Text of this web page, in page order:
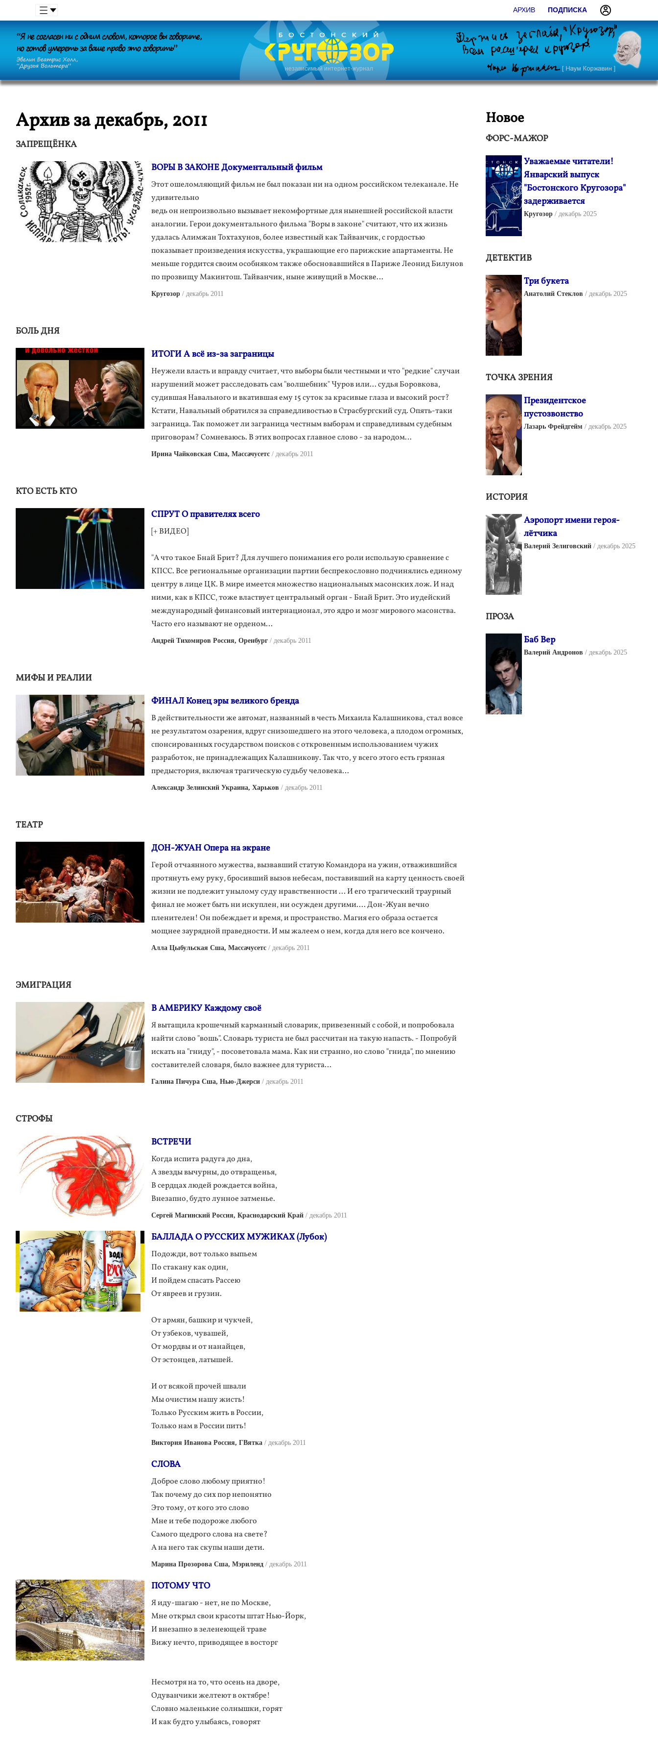
АРХИВ ПОДПИСКА
независимый интернет-журнал
Архив за декабрь, 2011
ЗАПРЕЩЁНКА
ВОРЫ В ЗАКОНЕ Документальный фильм
Этот ошеломляющий фильм не был показан ни на одном российском телеканале. Не
удивительно
ведь он непроизвольно вызывает некомфортные для нынешней российской власти
аналогии. Герои документального фильма "Воры в законе" считают, что их жизнь
удалась Алимжан Тохтахунов, более известный как Тайванчик, с гордостью
показывает произведения искусства, украшающие его парижские апартаменты. Не
меньше гордится своим особняком также обосновавшийся в Париже Леонид Билунов
по прозвищу Макинтош. Тайванчик, ныне живущий в Москве…
Кругозор декабрь 2011
БОЛЬ ДНЯ
ИТОГИ А всё из-за заграницы
Неужели власть и вправду считает, что выборы были честными и что "редкие" случаи
нарушений может расследовать сам "волшебник" Чуров или... судья Боровкова,
судившая Навального и вкатившая ему 15 суток за красивые глаза и высокий рост?
Кстати, Навальный обратился за справедливостью в Страсбургский суд. Опять-таки
заграница. Так поможет ли заграница честным выборам и справедливым судебным
приговорам? Сомневаюсь. В этих вопросах главное слово - за народом…
Ирина Чайковская Сша, Массачусетс декабрь 2011
КТО ЕСТЬ КТО
СПРУТ О правителях всего
[+ ВИДЕО]
"А что такое Бнай Брит? Для лучшего понимания его роли использую сравнение с
КПСС. Все региональные организации партии беспрекословно подчинялись единому
центру в лице ЦК. В мире имеется множество национальных масонских лож. И над
ними, как в КПСС, тоже властвует центральный орган - Бнай Брит. Это иудейский
международный финансовый интернационал, это ядро и мозг мирового масонства.
Часто его называют не орденом…
Андрей Тихомиров Россия, Оренбург декабрь 2011
МИФЫ И РЕАЛИИ
ФИНАЛ Конец эры великого бренда
В действительности же автомат, названный в честь Михаила Калашникова, стал вовсе
не результатом озарения, вдруг снизошедшего на этого человека, а плодом огромных,
спонсированных государством поисков с откровенным использованием чужих
разработок, не принадлежащих Калашникову. Так что, у всего этого есть грязная
предыстория, включая трагическую судьбу человека…
Александр Зелинский Украина, Харьков декабрь 2011
ТЕАТР
ДОН-ЖУАН Опера на экране
Герой отчаянного мужества, вызвавший статую Командора на ужин, отважившийся
протянуть ему руку, бросивший вызов небесам, поставивший на карту ценность своей
жизни не подлежит унылому суду нравственности ... И его трагический траурный
финал не может быть ни искуплен, ни осужден другими.... Дон-Жуан вечно
пленителен! Он побеждает и время, и пространство. Магия его образа остается
мощнее заурядной праведности. И мы жалеем о нем, когда для него все кончено.
Алла Цыбульская Сша, Массачусетс декабрь 2011
ЭМИГРАЦИЯ
В АМЕРИКУ Каждому своё
Я вытащила крошечный карманный словарик, привезенный с собой, и попробовала
найти слово "вошь". Словарь туриста не был рассчитан на такую напасть. - Попробуй
искать на "гниду", - посоветовала мама. Как ни странно, но слово "гнида", по мнению
составителей словаря, было важнее для туриста…
Галина Пичура Сша, Нью-Джерси декабрь 2011
СТРОФЫ
ВСТРЕЧИ
Когда испита радуга до дна,
А звезды вычурны, до отвращенья,
В сердцах людей рождается война,
Внезапно, будто лунное затменье.
Сергей Магинский Россия, Краснодарский Край декабрь 2011
БАЛЛАДА О РУССКИХ МУЖИКАХ (Лубок)
Подожди, вот только выпьем
По стакану как один,
И пойдем спасать Рассею
От явреев и грузин.
От армян, башкир и чукчей,
От узбеков, чувашей,
От мордвы и от нанайцев,
От эстонцев, латышей.
И от всякой прочей швали
Мы очистим нашу жисть!
Только Русским жить в России,
Только нам в России пить!
Виктория Иванова Россия, ГВятка декабрь 2011
СЛОВА
Доброе слово любому приятно!
Так почему до сих пор непонятно
Это тому, от кого это слово
Мне и тебе подороже любого
Самого щедрого слова на свете?
А на него так скупы наши дети.
Марина Прозорова Сша, Мэриленд декабрь 2011
ПОТОМУ ЧТО
Я иду-шагаю - нет, не по Москве,
Мне открыл свои красоты штат Нью-Йорк,
И внезапно в зеленеющей траве
Вижу нечто, приводящее в восторг
Несмотря на то, что осень на дворе,
Одуванчики желтеют в октябре!
Словно маленькие солнышки, горят
И как будто улыбаясь, говорят
Новое
ФОРС-МАЖОР
Уважаемые читатели!
Январский выпуск
"Бостонского Кругозора"
задерживается
Кругозор декабрь 2025
ДЕТЕКТИВ
Три букета
Анатолий Стеклов декабрь 2025
ТОЧКА ЗРЕНИЯ
Президентское
пустозвонство
Лазарь Фрейдгейм декабрь 2025
ИСТОРИЯ
Аэропорт имени героя-
лётчика
Валерий Зелиговский декабрь 2025
ПРОЗА
Баб Вер
Валерий Андронов декабрь 2025